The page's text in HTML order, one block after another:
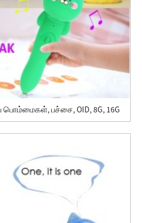
பொம்மைகள், பச்சை, OID, 8G, 16G